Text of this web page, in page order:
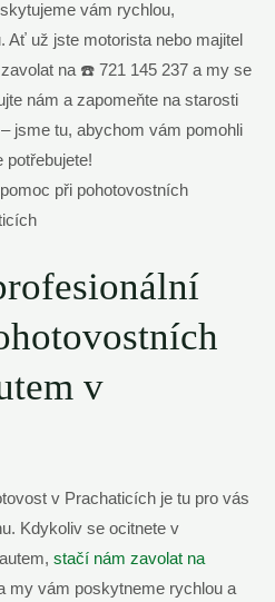
vám rychlou,
Ať už jste motorista nebo majitel
na ☎️ 721 145 237 a my se
nám a zapomeňte na starosti
jsme tu, abychom vám pomohli
potřebujete!
v
v Prachaticích je tu pro vás
Kdykoliv se ocitnete v
stačí nám zavolat na
my vám poskytneme rychlou a